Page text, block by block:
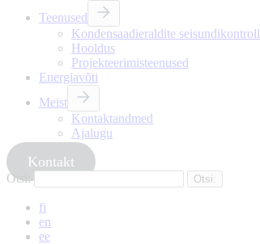
Teenused
Kondensaadieraldite seisundikontroll
Hooldus
Projekteerimisteenused
Energiavõti
Meist
Kontaktandmed
Ajalugu
Kontakt
Otsi:
fi
en
ee